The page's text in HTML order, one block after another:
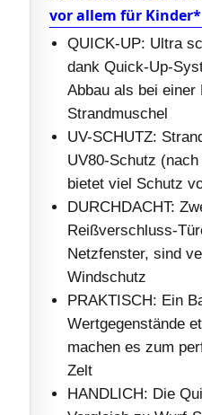
vor allem für Kinder*
QUICK-UP: Ultra
dank Quick-Up-
Abbau als bei einer
Strandmuschel
UV-SCHUTZ:
UV80-Schutz
bietet viel Schutz
DURCHDACHT:
Reißverschluss-
Netzfenster, sind
Windschutz
PRAKTISCH: Ein
Wertgegenstände
machen es zum
Zelt
HANDLICH: Die